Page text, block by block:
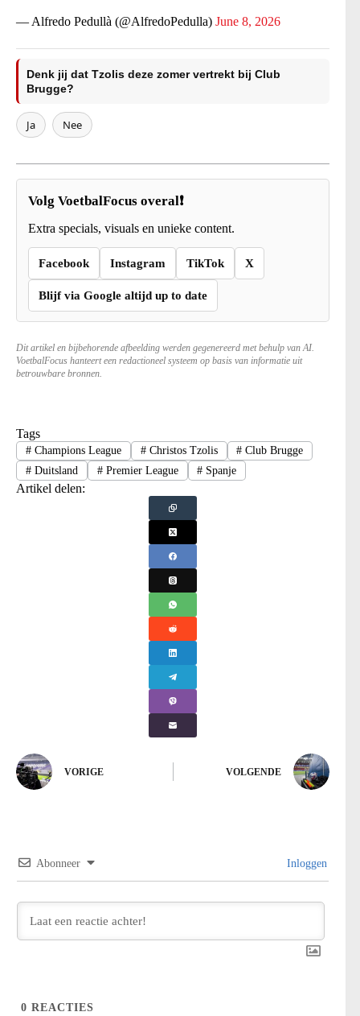
— Alfredo Pedullà (@AlfredoPedulla) June 8, 2026
Denk jij dat Tzolis deze zomer vertrekt bij Club
Brugge?
Ja Nee
Volg VoetbalFocus overal❗
Extra specials, visuals en unieke content.
Facebook Instagram TikTok X
Blijf via Google altijd up to date
Dit artikel en bijbehorende afbeelding werden gegenereerd met behulp van AI.
VoetbalFocus hanteert een redactioneel systeem op basis van informatie uit
betrouwbare bronnen.
Tags
#Champions League #Christos Tzolis # Club Brugge
#Duitsland #Premier League # Spanje
Artikel delen:
VORIGE VOLGENDE
Abonneer Inloggen
0 REACTIES